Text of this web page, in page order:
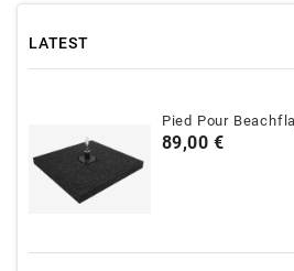
LATEST
Pied Pour
89,00 €Prix